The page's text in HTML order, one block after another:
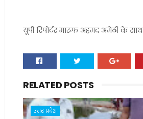
यूपी रिपोर्टर मारूफ अहमद अमेठी के साथ
RELATED POSTS
उत्तर प्रदेश